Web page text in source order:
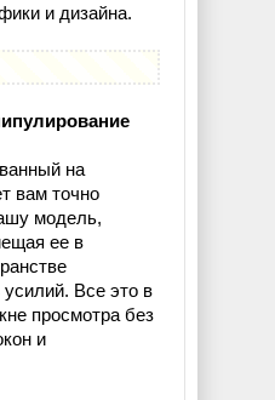
и дизайна.
на
вам точно
модель,
ее в
усилий. Все это в
просмотра без
и